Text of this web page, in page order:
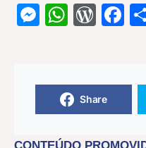
Share